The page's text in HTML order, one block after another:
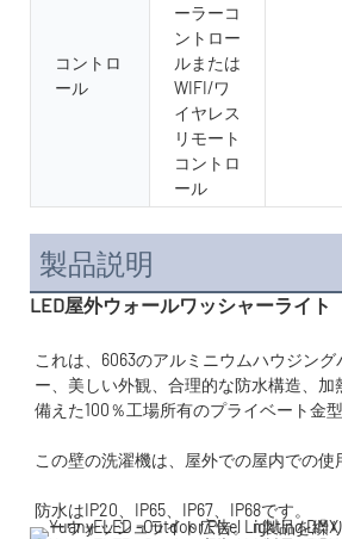
コントロ
ール
ーラーコ
ントロー
ルまたは
WIFI/ワ
イヤレス
リモート
コントロ
ール
製品説明
LED屋外ウォールワッシャーライト
これは、6063のアルミニウムハウジン
ー、美しい外観、合理的な防水構造、加